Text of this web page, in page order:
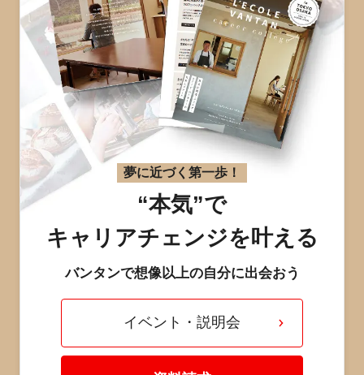
夢に近づく第一歩！
“本気”で
キャリアチェンジを叶える
バンタンで想像以上の自分に出会おう
イベント・説明会